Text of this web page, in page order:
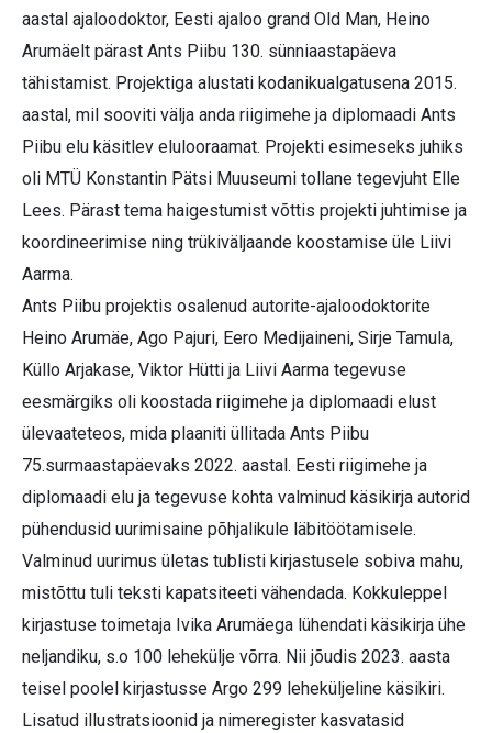
aastal ajaloodoktor, Eesti ajaloo grand Old Man, Heino
Arumäelt pärast Ants Piibu 130. sünniaastapäeva
tähistamist. Projektiga alustati kodanikualgatusena 2015.
aastal, mil sooviti välja anda riigimehe ja diplomaadi Ants
Piibu elu käsitlev elulooraamat. Projekti esimeseks juhiks
oli MTÜ Konstantin Pätsi Muuseumi tollane tegevjuht Elle
Lees. Pärast tema haigestumist võttis projekti juhtimise ja
koordineerimise ning trükiväljaande koostamise üle Liivi
Aarma.
Ants Piibu projektis osalenud autorite-ajaloodoktorite
Heino Arumäe, Ago Pajuri, Eero Medijaineni, Sirje Tamula,
Küllo Arjakase, Viktor Hütti ja Liivi Aarma tegevuse
eesmärgiks oli koostada riigimehe ja diplomaadi elust
ülevaateteos, mida plaaniti üllitada Ants Piibu
75.surmaastapäevaks 2022. aastal. Eesti riigimehe ja
diplomaadi elu ja tegevuse kohta valminud käsikirja autorid
pühendusid uurimisaine põhjalikule läbitöötamisele.
Valminud uurimus ületas tublisti kirjastusele sobiva mahu,
mistõttu tuli teksti kapatsiteeti vähendada. Kokkuleppel
kirjastuse toimetaja Ivika Arumäega lühendati käsikirja ühe
neljandiku, s.o 100 lehekülje võrra. Nii jõudis 2023. aasta
teisel poolel kirjastusse Argo 299 leheküljeline käsikiri.
Lisatud illustratsioonid ja nimeregister kasvatasid